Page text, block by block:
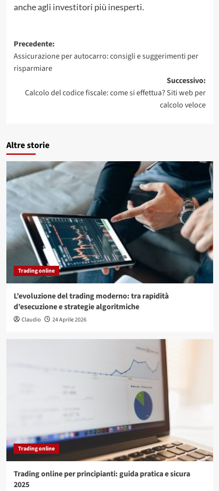
anche agli investitori più inesperti.
Navigazione
articolo
Precedente:
Assicurazione per autocarro: consigli e suggerimenti per
risparmiare
Successivo:
Calcolo del codice fiscale: come si effettua? Siti web per
calcolo veloce
Altre storie
Trading online
L’evoluzione del trading moderno: tra rapidità
d’esecuzione e strategie algoritmiche
Claudio 24 Aprile 2026
Trading online
Trading online per principianti: guida pratica e sicura
2025